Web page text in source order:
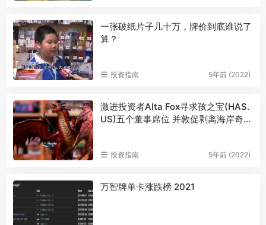
一张破纸片子几十万，牌价到底谁说了
算？
投资指南 5年前 (2022)
激进投资者Alta Fox寻求孩之宝(HAS.
US)五个董事席位 并敦促剥离海岸奇才
投资指南 5年前 (2022)
万智牌单卡涨跌榜 2021